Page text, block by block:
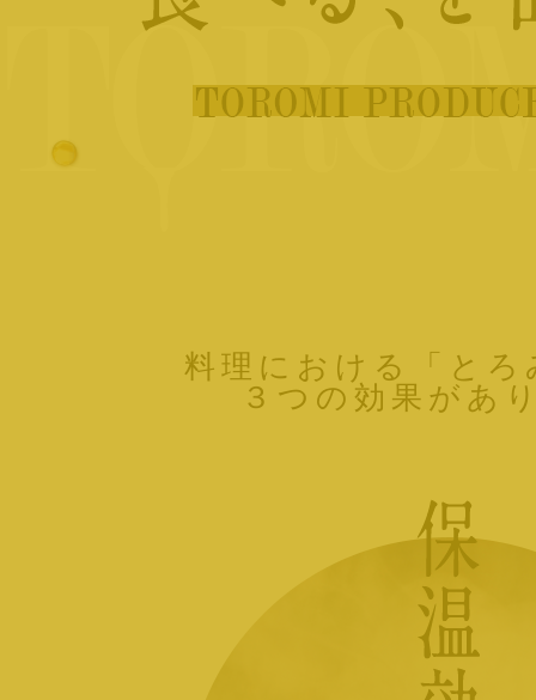
料理における「とろ
３つの効果があ